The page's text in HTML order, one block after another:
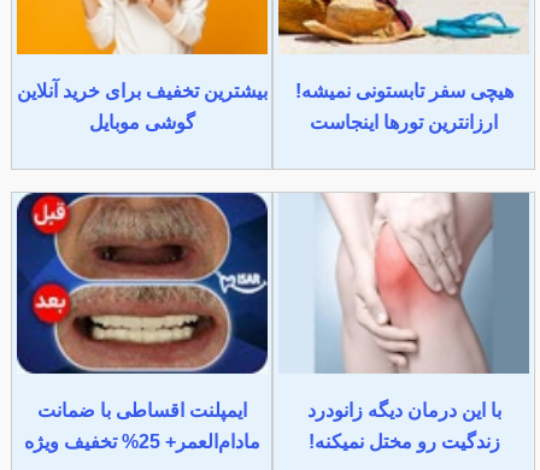
هیچی سفر تابستونی نمیشه!
ارزانترین تورها اینجاست
بیشترین تخفیف برای خرید آنلاین
گوشی موبایل
با این درمان دیگه زانودرد
زندگیت رو مختل نمیکنه!
ایمپلنت اقساطی با ضمانت
مادام‌العمر+ 25% تخفیف ویژه